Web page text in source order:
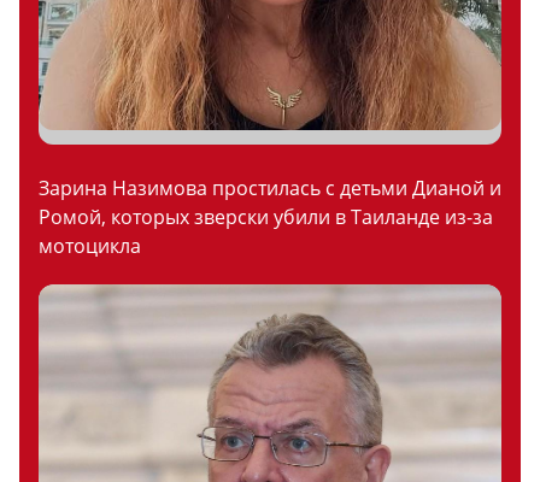
Зарина Назимова простилась с детьми Дианой и
Ромой, которых зверски убили в Таиланде из-за
мотоцикла